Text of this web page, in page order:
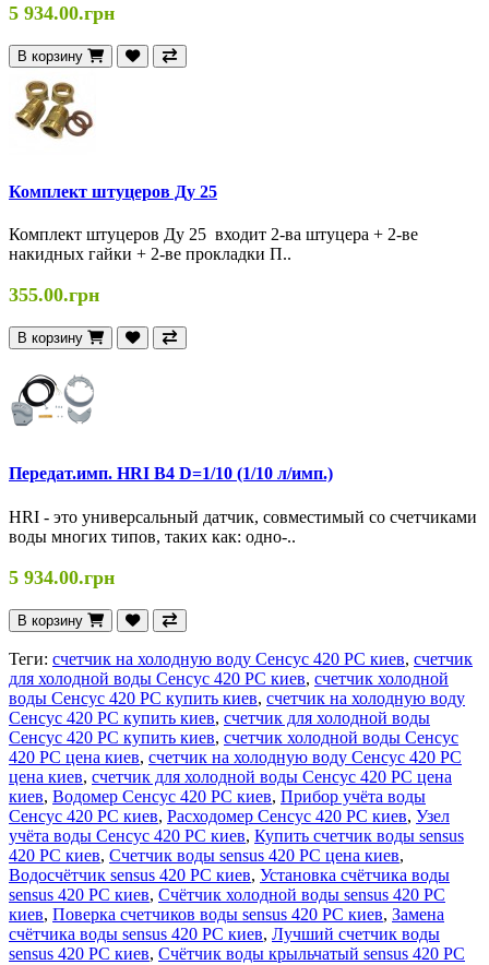
5 934.00.грн
В корзину
Комплект штуцеров Ду 25
Комплект штуцеров Ду 25 входит 2-ва штуцера + 2-ве
накидных гайки + 2-ве прокладки П..
355.00.грн
В корзину
Передат.имп. HRI B4 D=1/10 (1/10 л/имп.)
HRI - это универсальный датчик, совместимый со счетчиками
воды многих типов, таких как: одно-..
5 934.00.грн
В корзину
Теги: счетчик на холодную воду Сенсус 420 РС киев, счетчик
для холодной воды Сенсус 420 РС киев, счетчик холодной
воды Сенсус 420 РС купить киев, счетчик на холодную воду
Сенсус 420 РС купить киев, счетчик для холодной воды
Сенсус 420 РС купить киев, счетчик холодной воды Сенсус
420 РС цена киев, счетчик на холодную воду Сенсус 420 РС
цена киев, счетчик для холодной воды Сенсус 420 РС цена
киев, Водомер Сенсус 420 РС киев, Прибор учёта воды
Сенсус 420 РС киев, Расходомер Сенсус 420 РС киев, Узел
учёта воды Сенсус 420 РС киев, Купить счетчик воды sensus
420 РС киев, Счетчик воды sensus 420 РС цена киев,
Водосчётчик sensus 420 РС киев, Установка счётчика воды
sensus 420 РС киев, Счётчик холодной воды sensus 420 РС
киев, Поверка счетчиков воды sensus 420 РС киев, Замена
счётчика воды sensus 420 РС киев, Лучший счетчик воды
sensus 420 РС киев, Счётчик воды крыльчатый sensus 420 РС